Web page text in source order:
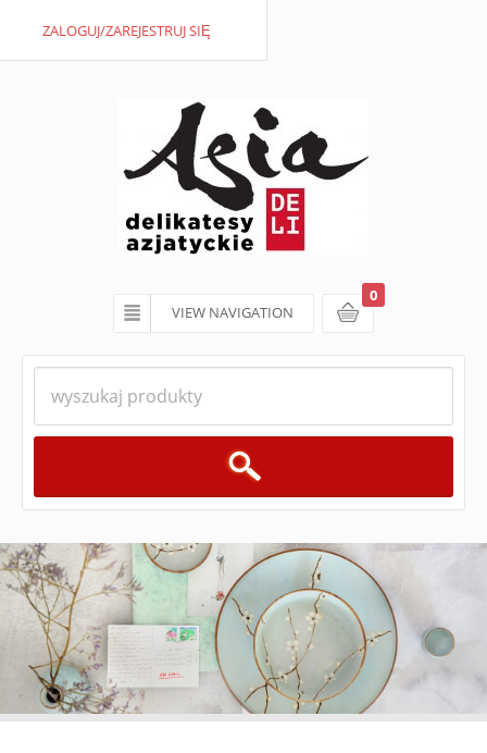
VIEW NAVIGATION
ZALOGUJ/ZAREJESTRUJ SIĘ
koszyk
0